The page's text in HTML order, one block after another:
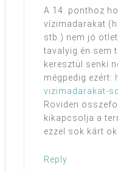
A 14. ponthoz
vízimadarakat
stb.) nem jó
tavalyig én sem
keresztül senki
mégpedig ezért:
vizimadarakat-
Röviden
kikapcsolja a
ezzel sok kárt
Reply